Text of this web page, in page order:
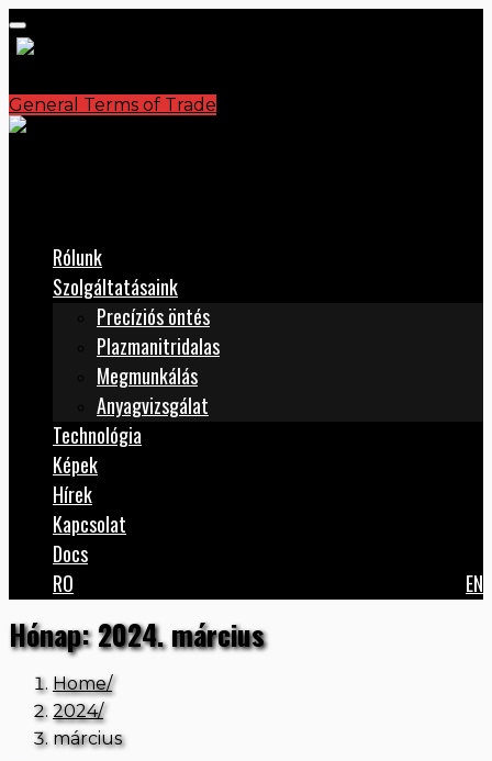
General Terms of Trade
Rólunk
Szolgáltatásaink
Precíziós öntés
Plazmanitridalas
Megmunkálás
Anyagvizsgálat
Technológia
Képek
Hírek
Kapcsolat
Docs
EN
RO
Hónap:2024. március
Home
2024
március